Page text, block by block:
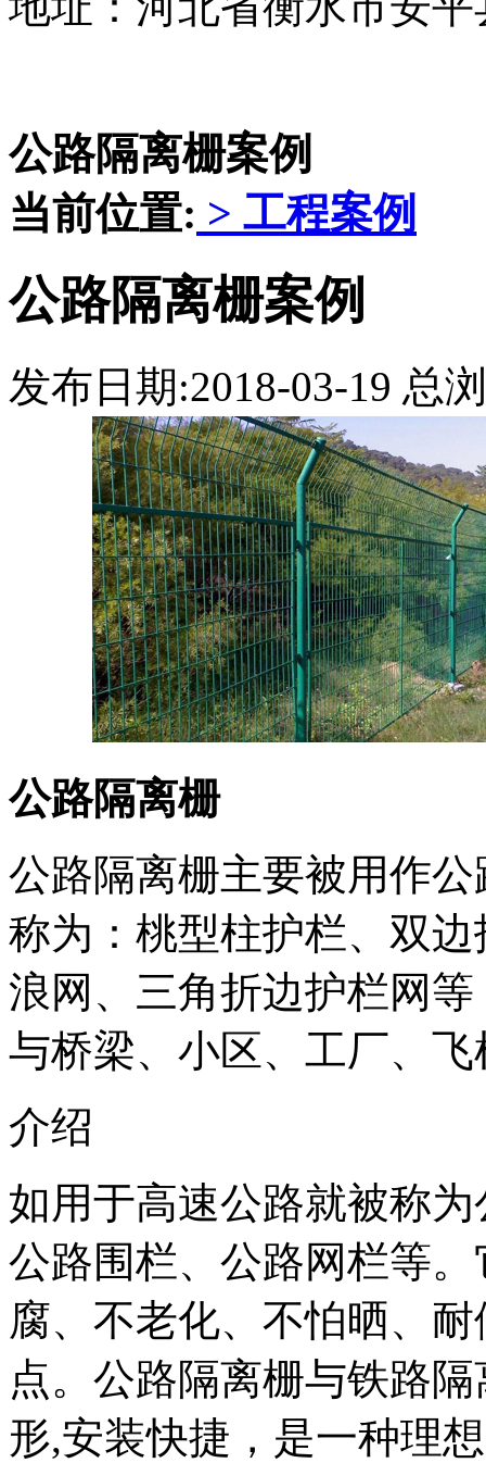
公路隔离栅案例
当前位置: > 工程案例
公路隔离栅案例
发布日期:2018-03-19 总
公路隔离栅
公路隔离栅主要被用作
称为：桃型柱护栏、双
浪网、三角折边护栏网
与桥梁、小区、工厂、
介绍
如用于高速公路就被称
公路围栏、公路网栏等
腐、不老化、不怕晒、
点。公路隔离栅与铁路
形,安装快捷，是一种理